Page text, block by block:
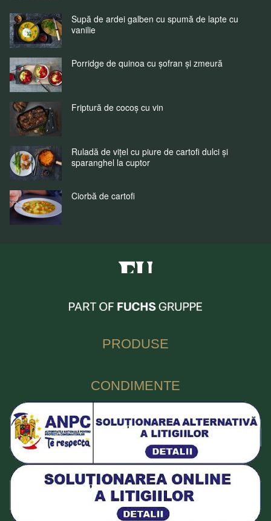
Supă de ardei galben cu spumă de lapte cu
vanilie
Porridge de quinoa cu șofran și zmeură
Friptură de cocoș cu vin
Ruladă de vițel cu piure de cartofi dulci și
sparanghel la cuptor
Ciorbă de cartofi
PRODUSE
CONDIMENTE